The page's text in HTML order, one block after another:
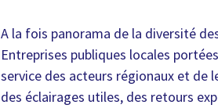
A la fois panorama de la diversité
Entreprises publiques locales
service des acteurs régionaux et de
des éclairages utiles, des retours